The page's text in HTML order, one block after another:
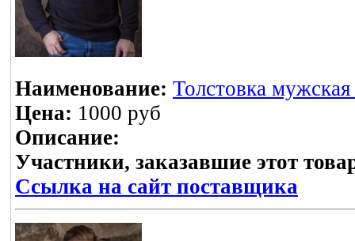
Наименование: Толстовка
Цена: 1000 руб
Описание:
Участники, заказавшие этот
Ссылка на сайт поставщика